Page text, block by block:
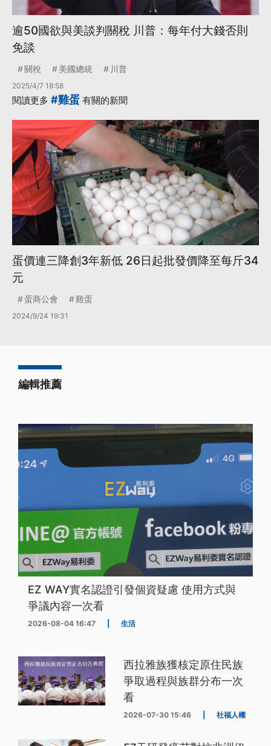
逾50國欲與美談判關稅 川普：每年付大錢否則
免談
關稅 美國總統 川普
2025/4/7 18:58
閱讀更多 #雞蛋 有關的新聞
蛋價連三降創3年新低 26日起批發價降至每斤34
元
蛋商公會 雞蛋
2024/9/24 19:31
編輯推薦
EZ WAY實名認證引發個資疑慮 使用方式與
爭議內容一次看
2026-08-04 16:47 生活
西拉雅族獲核定原住民族
爭取過程與族群分布一次
看
2026-07-30 15:46 社福人權